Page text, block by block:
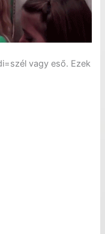
vagy eső. Ezek